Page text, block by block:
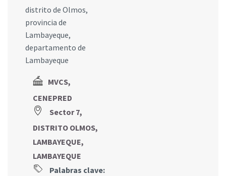
distrito de Olmos,
provincia de
Lambayeque,
departamento de
Lambayeque
MVCS,
CENEPRED
Sector 7,
DISTRITO OLMOS,
LAMBAYEQUE,
LAMBAYEQUE
Palabras clave: